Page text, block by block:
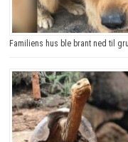
Familiens hus ble brant ned til